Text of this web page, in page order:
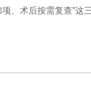
、术后按需复查”这